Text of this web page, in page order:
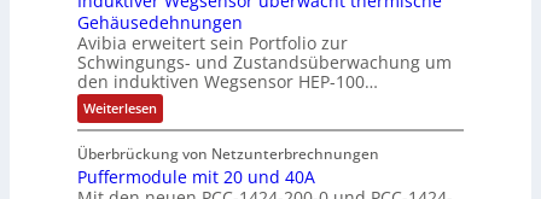
n
a
h
m
e
g
e
e
r
z
u
m
V
o
r
n
i
s
s
e
e
s
M
a
r
k
e
t
n
g
S
t
r
u
k
t
r
u
n
g
s
ü
b
e
r
w
a
c
Gehäusedehnungen
Avibia erweitert sein Portfolio zur
Schwingungs- und Zustandsüberwachung um
den induktiven Wegsensor HEP-100…
Weiterlesen:
I
d
u
k
Überbrückung von Netzunterbrechnungen
Puffermodule mit 20 und 40A